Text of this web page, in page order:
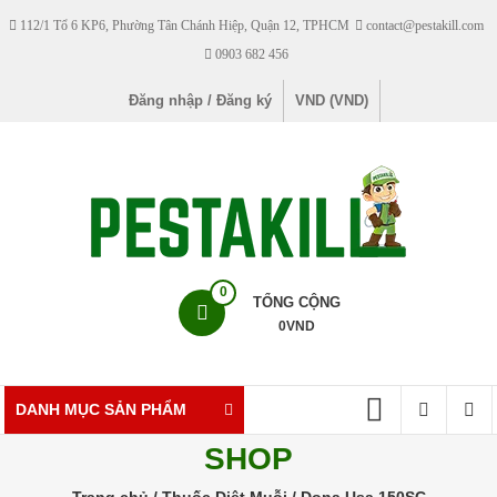
Skip112/1 Tổ 6 KP6, Phường Tân Chánh Hiệp, Quận 12, TPHCM
contact@pestakill.com
0903 682 456
Đăng nhập / Đăng ký VND (VND)
0
TỔNG CỘNG
0VND
DANH MỤC SẢN PHẨM
SHOP